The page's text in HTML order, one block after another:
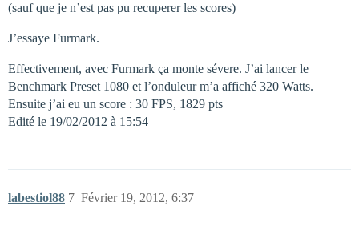
(sauf que je n’est pas pu recuperer les scores)
J’essaye Furmark.
Effectivement, avec Furmark ça monte sévere. J’ai lancer le
Benchmark Preset 1080 et l’onduleur m’a affiché 320 Watts.
Ensuite j’ai eu un score : 30 FPS, 1829 pts
Edité le 19/02/2012 à 15:54
labestiol88 Février 19, 2012, 6:37
7